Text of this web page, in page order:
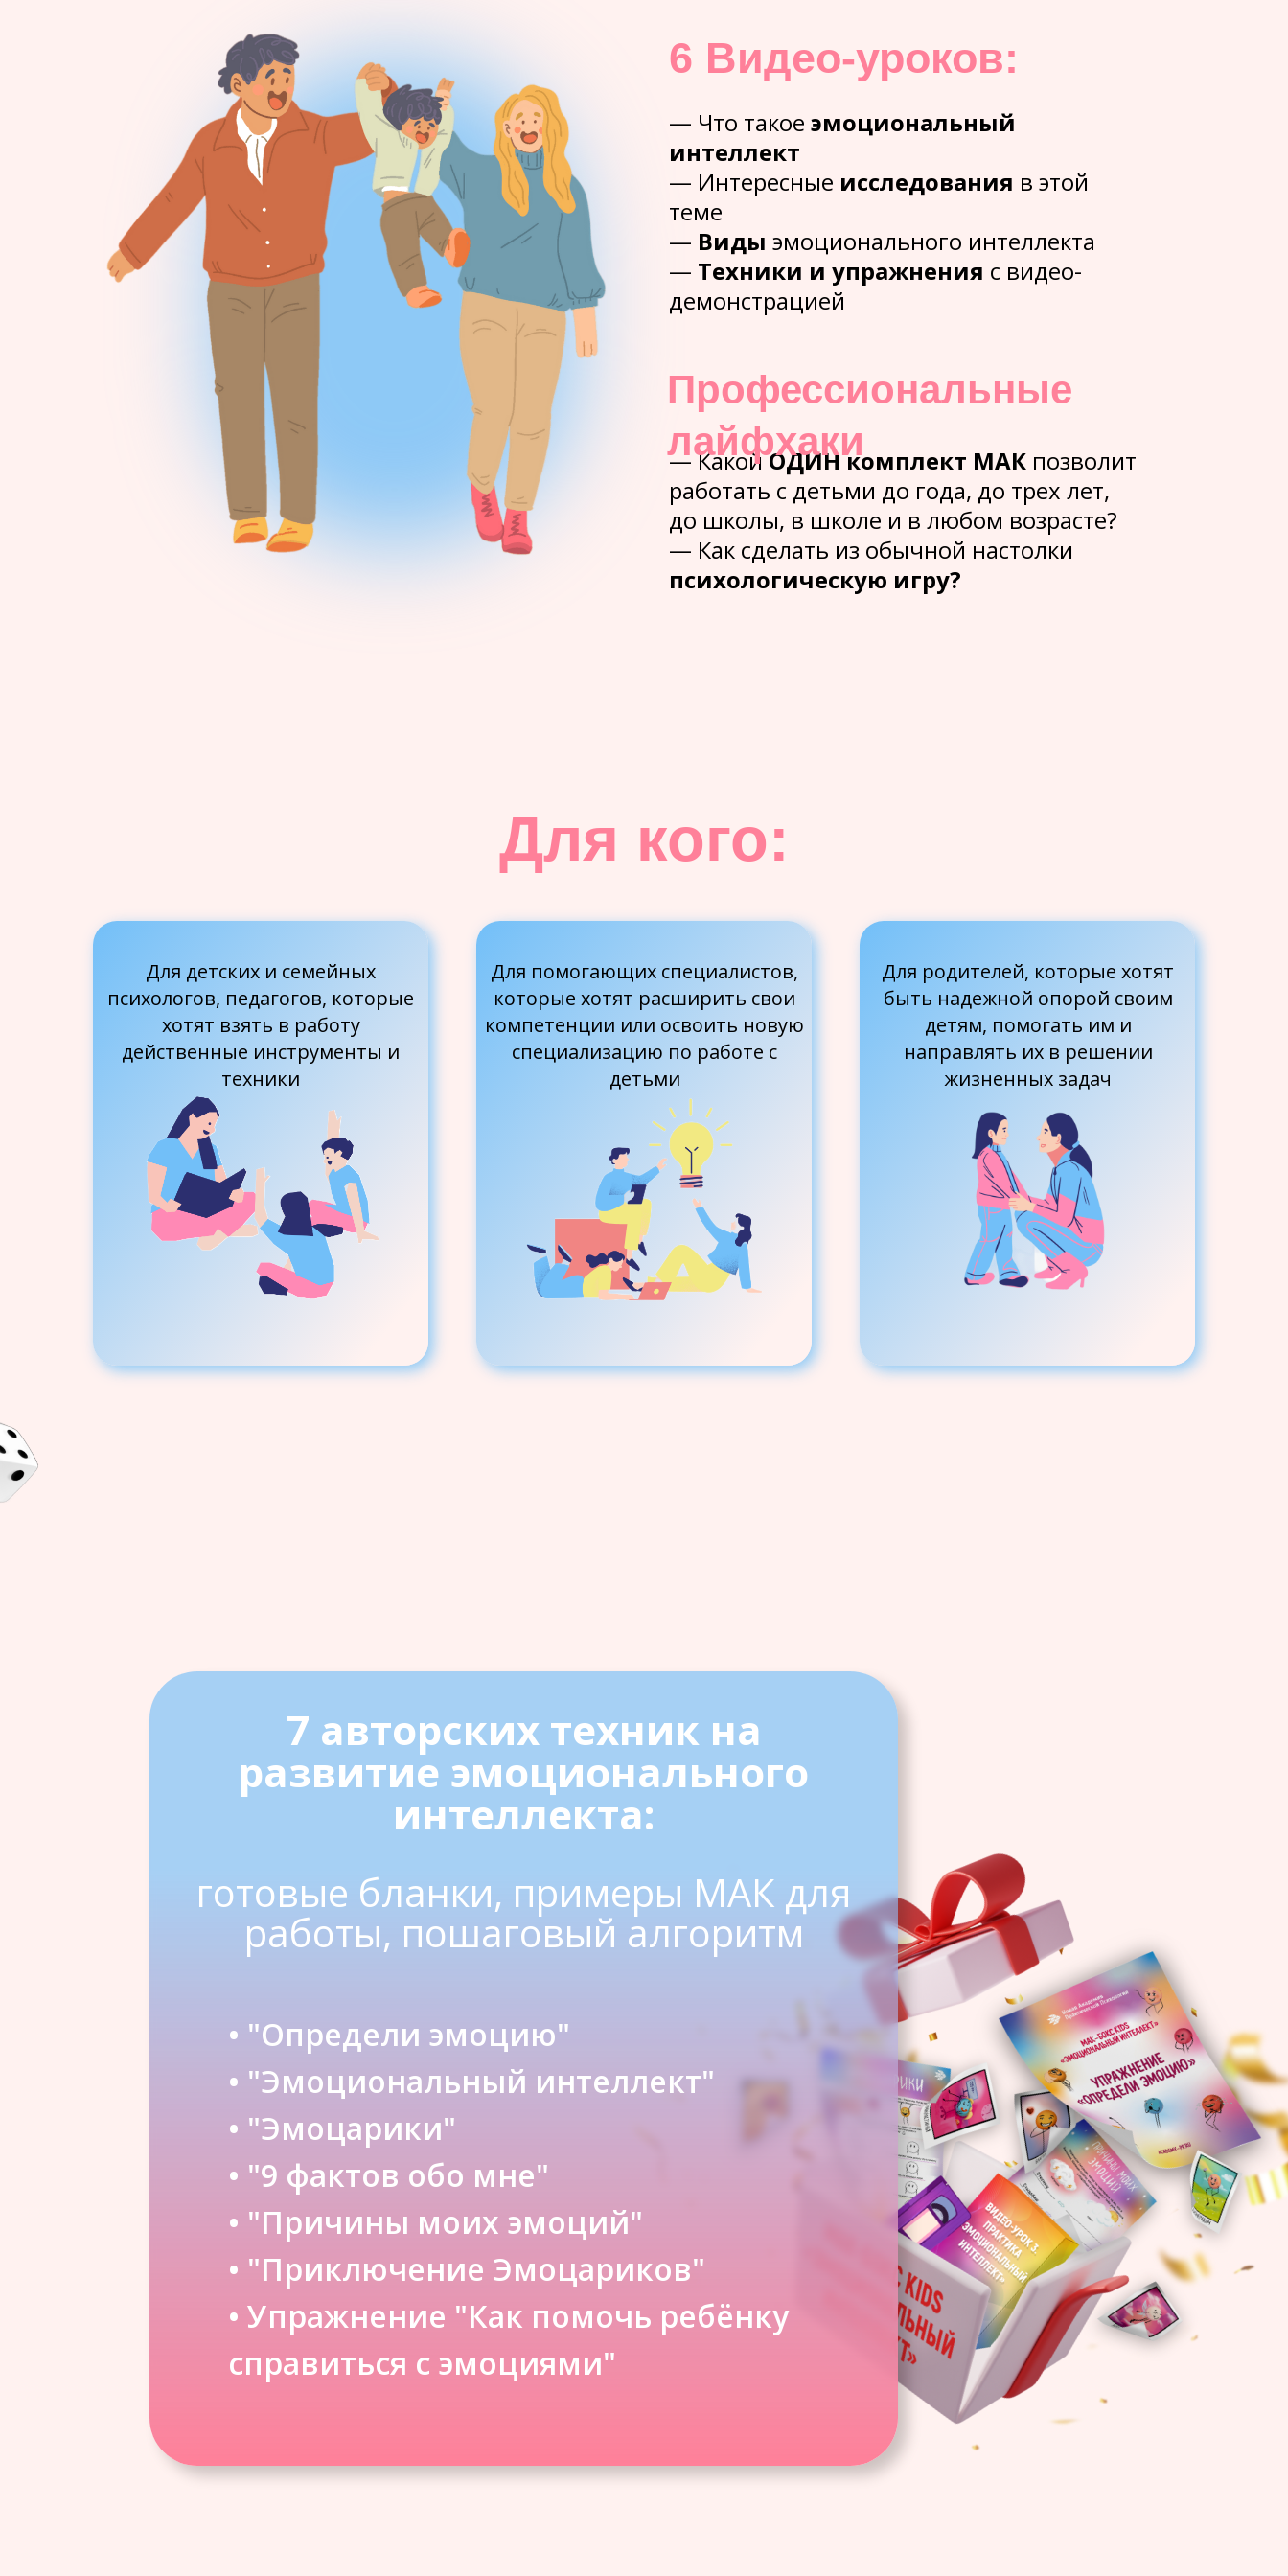
— Что такое эмоциональный
интеллект
— Интересные исследования в этой
теме
— Виды эмоционального интеллекта
— Техники и упражнения с видео-
демонстрацией
6 Видео-уроков:
— КакойОДИН комплект МАК позволит
работать с детьми до года, до трех лет,
до школы, в школе и в любом возрасте?
— Как сделать из обычной настолки
психологическую игру?
Профессиональные
лайфхаки
Для кого:
Для детских и семейных
психологов, педагогов, которые
хотят взять в работу
действенные инструменты и
техники
Для родителей, которые хотят
быть надежной опорой своим
детям, помогать им и
направлять их в решении
жизненных задач
Для помогающих специалистов,
которые хотят расширить свои
компетенции или освоить новую
специализацию по работе с
детьми
7 авторских техник на
развитие эмоционального
интеллекта:
• "Определи эмоцию"
• "Эмоциональный интеллект"
• "Эмоцарики"
• "9 фактов обо мне"
• "Причины моих эмоций"
• "Приключение Эмоцариков"
• Упражнение "Как помочь ребёнку
справиться с эмоциями"
готовые бланки, примеры МАК для
работы, пошаговый алгоритм